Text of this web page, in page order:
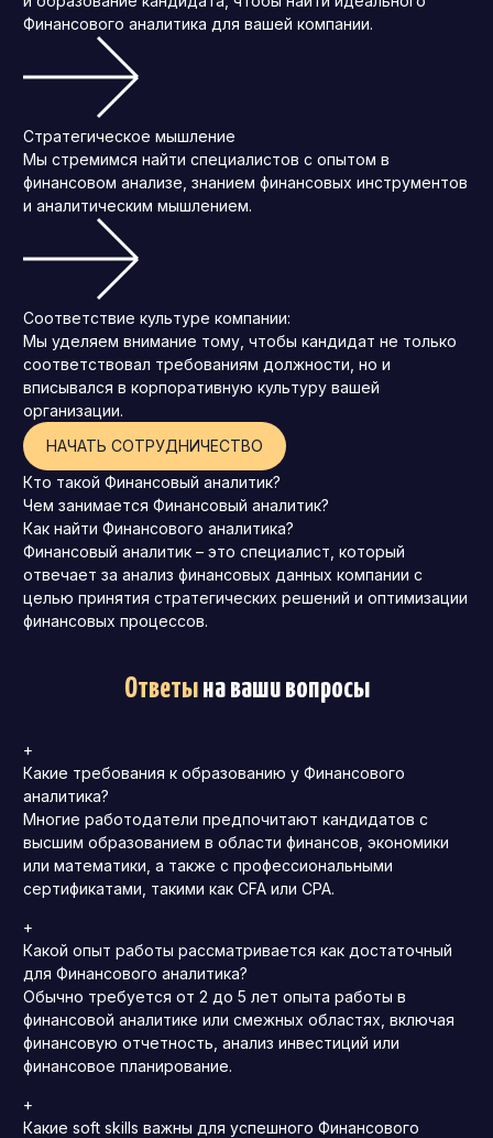
Франшиза
Финансового аналитика для вашей компании.
Стратегическое мышление
Мы стремимся найти специалистов с опытом в
финансовом анализе, знанием финансовых инструментов
и аналитическим мышлением.
Соответствие культуре компании:
Мы уделяем внимание тому, чтобы кандидат не только
соответствовал требованиям должности, но и
вписывался в корпоративную культуру вашей
организации.
НАЧАТЬ СОТРУДНИЧЕСТВО
Кто такой Финансовый аналитик?
Чем занимается Финансовый аналитик?
Как найти Финансового аналитика?
Финансовый аналитик – это специалист, который
отвечает за анализ финансовых данных компании с
целью принятия стратегических решений и оптимизации
финансовых процессов.
Ответына ваши вопросы
+
Какие требования к образованию у Финансового
аналитика?
Многие работодатели предпочитают кандидатов с
высшим образованием в области финансов, экономики
или математики, а также с профессиональными
сертификатами, такими как CFA или CPA.
+
Какой опыт работы рассматривается как достаточный
для Финансового аналитика?
Обычно требуется от 2 до 5 лет опыта работы в
финансовой аналитике или смежных областях, включая
финансовую отчетность, анализ инвестиций или
финансовое планирование.
+
Какие soft skills важны для успешного Финансового